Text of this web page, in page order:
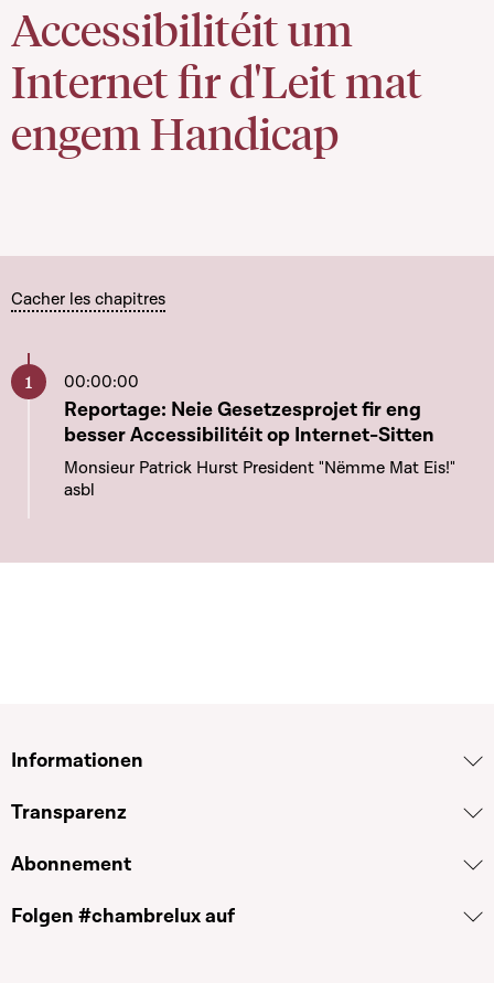
Accessibilitéit um
Internet fir d'Leit mat
engem Handicap
Cacher les chapitres
00:00:00
Aller à ce chapitre
Reportage: Neie Gesetzesprojet fir eng
besser Accessibilitéit op Internet-Sitten
Monsieur Patrick Hurst President "Nëmme Mat Eis!"
asbl
Informationen
Transparenz
Abonnement
Folgen #chambrelux auf